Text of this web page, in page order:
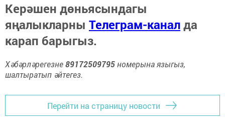
Керәшен дөньясындагы
яңалыкларны Телеграм-каналда
карап барыгыз.
Хәбәрләрегезне89172509795номерына языгыз,
шалтыратып әйтегез.
Перейти на страницу новости